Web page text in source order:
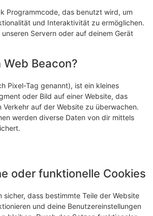
Programmcode, das benutzt wird, um
und Interaktivität zu ermöglichen.
Servern oder auf deinem Gerät
Web Beacon?
Pixel-Tag genannt), ist ein kleines
oder Bild auf einer Website, das
auf der Website zu überwachen.
werden diverse Daten von dir mittels
oder funktionelle Cookies
sicher, dass bestimmte Teile der Website
und deine Benutzereinstellungen